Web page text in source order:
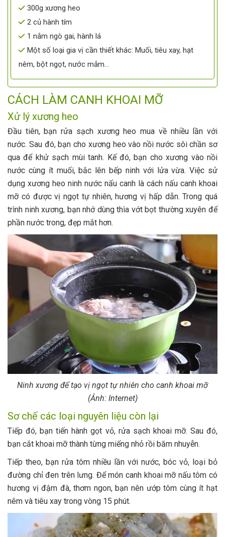
300g xương heo
2 củ hành tím
1 nắm ngò gai, hành lá
Một số loại gia vị cần thiết khác: Muối, tiêu xay, hạt
nêm, bột ngọt, nước mắm…
CÁCH LÀM CANH KHOAI MỠ
Xử lý xương heo
Đầu tiên, bạn rửa sạch xương heo mua về nhiều lần với
nước. Sau đó, bạn cho xương heo vào nồi nước sôi chần sơ
qua để khử sạch mùi tanh. Kế đó, bạn cho xương vào nồi
nước cùng ít muối, bắc lên bếp ninh với lửa vừa. Việc sử
dụng xương heo ninh nước nấu canh là cách nấu canh khoai
mỡ có được vị ngọt tự nhiên, hương vị hấp dẫn. Trong quá
trình ninh xương, bạn nhớ dùng thìa vớt bọt thường xuyên để
phần nước trong, đẹp mắt hơn.
Ninh xương để tạo vị ngọt tự nhiên cho canh khoai mỡ
(Ảnh: Internet)
Sơ chế các loại nguyên liệu còn lại
Tiếp đó, bạn tiến hành gọt vỏ, rửa sạch khoai mỡ. Sau đó,
bạn cắt khoai mỡ thành từng miếng nhỏ rồi băm nhuyễn.
Tiếp theo, bạn rửa tôm nhiều lần với nước, bóc vỏ, loại bỏ
đường chỉ đen trên lưng. Để món canh khoai mỡ nấu tôm có
hương vị đậm đà, thơm ngon, bạn nên ướp tôm cùng ít hạt
nêm và tiêu xay trong vòng 15 phút.